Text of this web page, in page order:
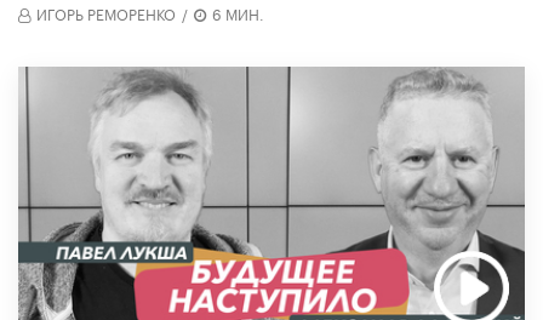
ИГОРЬ РЕМОРЕНКО / 6 МИН.